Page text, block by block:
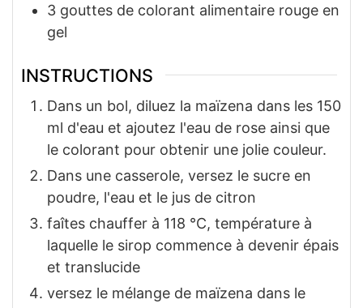
3 gouttes de colorant alimentaire rouge en
gel
INSTRUCTIONS
Dans un bol, diluez la maïzena dans les 150
ml d'eau et ajoutez l'eau de rose ainsi que
le colorant pour obtenir une jolie couleur.
Dans une casserole, versez le sucre en
poudre, l'eau et le jus de citron
faîtes chauffer à 118 °C, température à
laquelle le sirop commence à devenir épais
et translucide
versez le mélange de maïzena dans le